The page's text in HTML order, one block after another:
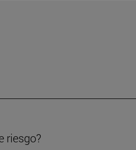
riesgo?